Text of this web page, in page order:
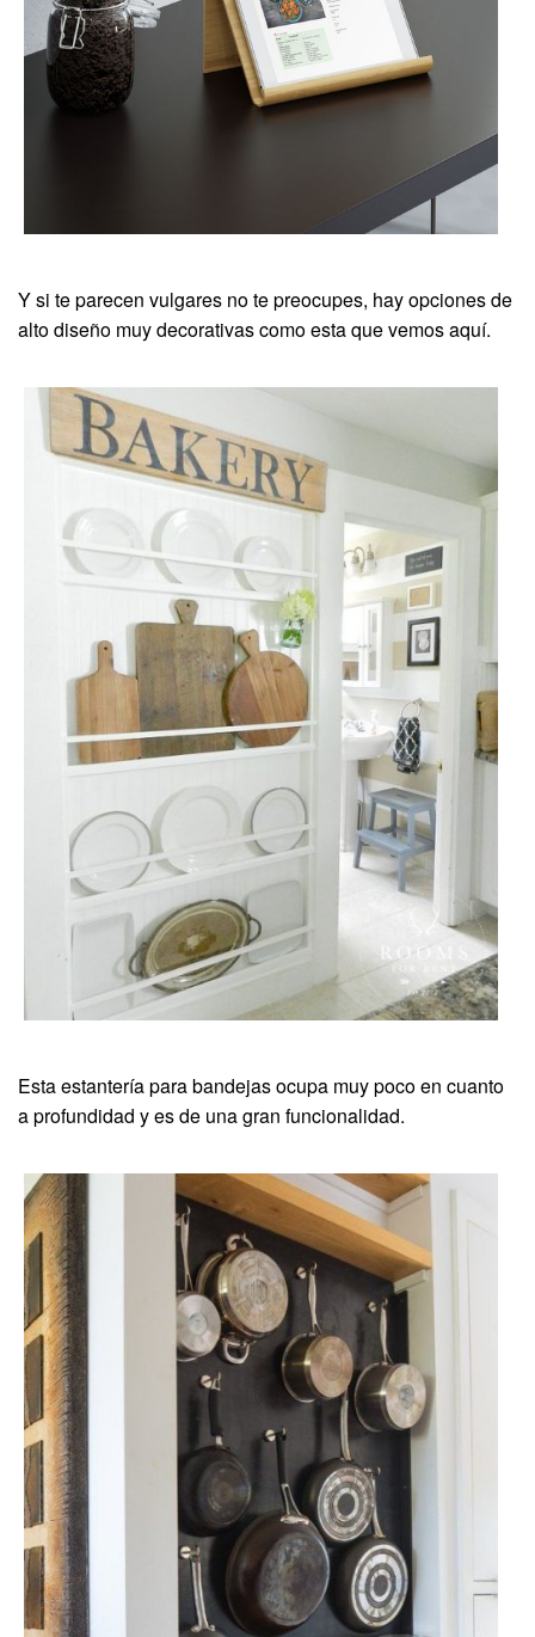
Y si te parecen vulgares no te preocupes, hay opciones de
alto diseño muy decorativas como esta que vemos aquí.
Esta estantería para bandejas ocupa muy poco en cuanto
a profundidad y es de una gran funcionalidad.